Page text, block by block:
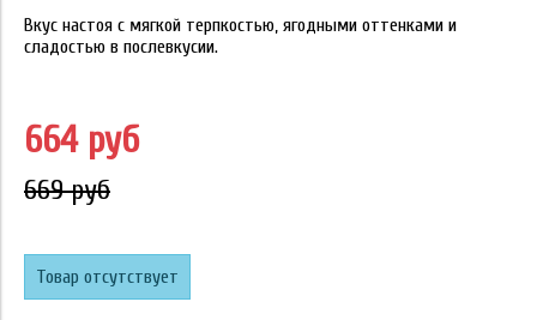
Вкус настоя с мягкой терпкостью, ягодными оттенками и
сладостью в послевкусии.
664 руб
669 руб
Товар отсутствует